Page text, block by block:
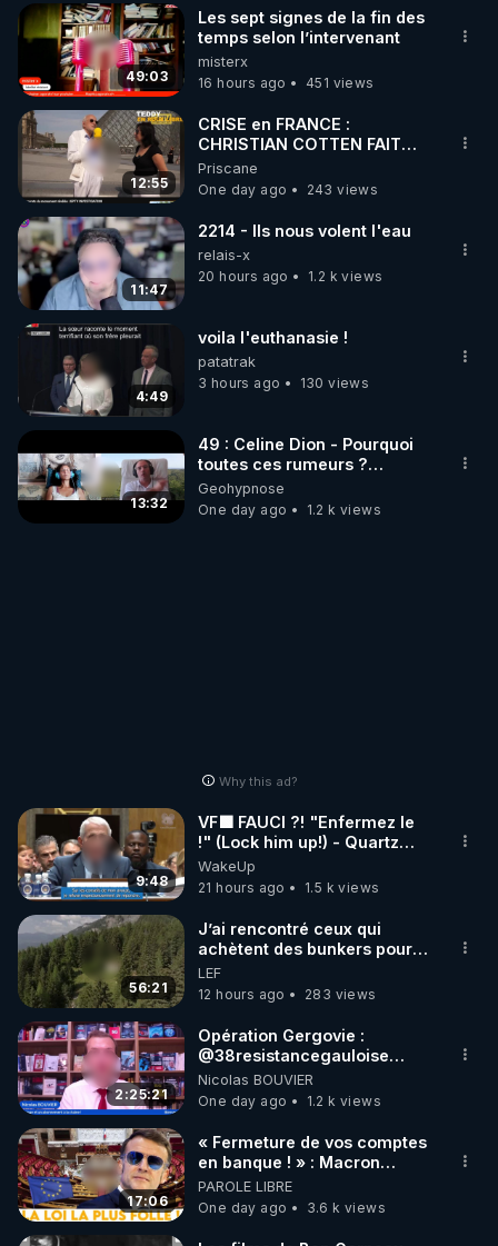
▶ 30 jours gratuit sur l’application de méditation et
de bien-être ENVOL :
Rendez-vous sur https://www.envol.app/code
le code : REGENERE
49:03
Les sept signes de la fin des
temps selon l’intervenant
misterx
16 hours ago
451 views
12:55
CRISE en FRANCE :
CHRISTIAN COTTEN FAIT
une étrange découverte
Priscane
One day ago
243 views
11:47
2214 - Ils nous volent l'eau
relais-x
20 hours ago
1.2 k views
4:49
voila l'euthanasie !
patatrak
3 hours ago
130 views
13:32
49 : Celine Dion - Pourquoi
toutes ces rumeurs ?
Enquête sous hypnose
Geohypnose
One day ago
1.2 k views
Why this ad?
9:48
VF🟩 FAUCI ?! "Enfermez le
!" (Lock him up!) - Quartz
Traduction
WakeUp
21 hours ago
1.5 k views
56:21
J’ai rencontré ceux qui
achètent des bunkers pour
survivre à la fin du monde
LEF
12 hours ago
283 views
2:25:21
Opération Gergovie :
‪@38resistancegauloise‬
‪@MarionSigautOfficiel‬
‪@gladysriifard5710‬ Laëtitia
Nicolas BOUVIER
One day ago
1.2 k views
17:06
« Fermeture de vos comptes
en banque ! » : Macron
impose une loi folle !
PAROLE LIBRE
One day ago
3.6 k views